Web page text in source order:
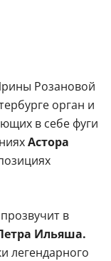
Розановой
орган и
в себе фуги
Астора
в
Ильяша.
легендарного